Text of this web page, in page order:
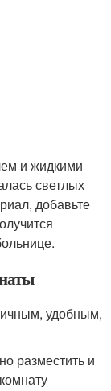
и жидкими
светлых
добавьте
удобным,
разместить и